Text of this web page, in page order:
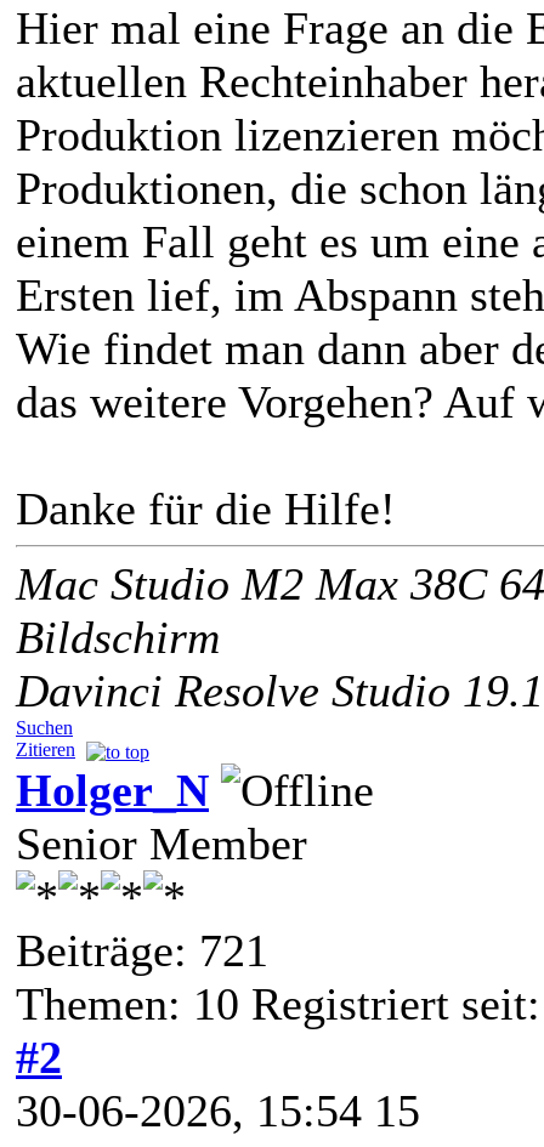
Hier mal eine Frage an die
aktuellen Rechteinhaber
Produktion lizenzieren
Produktionen, die schon
einem Fall geht es um
Ersten lief, im Abspann
Wie findet man dann aber
das weitere Vorgehen? Auf
Danke für die Hilfe!
Mac Studio M2 Max 38C
Bildschirm
Davinci Resolve Studio
Suchen
Zitieren
Holger_N
Senior Member
Beiträge: 721
Themen: 10 Registriert
#2
30-06-2026, 15:54 15